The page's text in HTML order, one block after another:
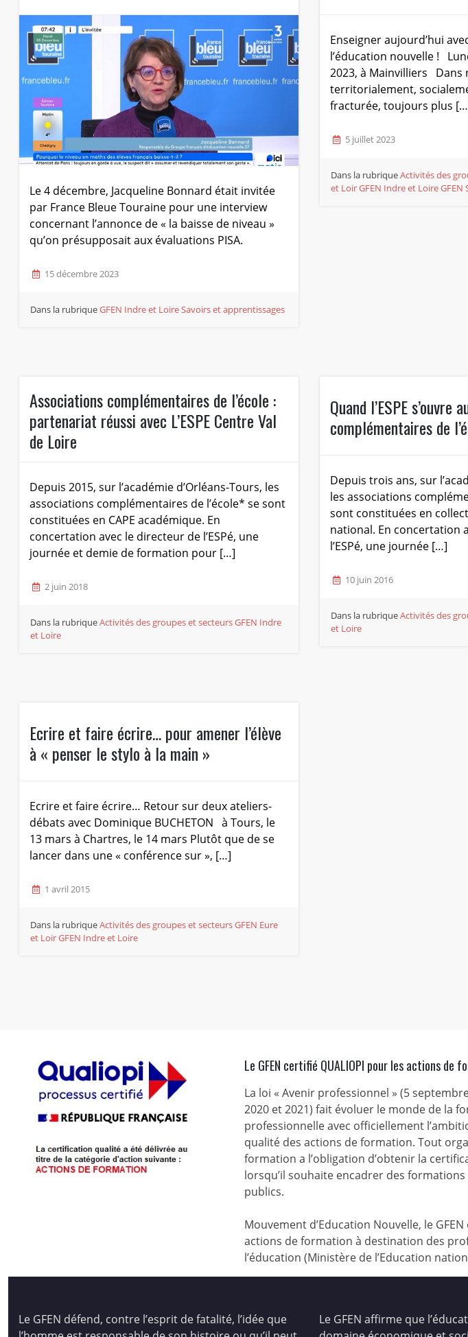
Le 4 décembre, Jacqueline Bonnard était invitée
par France Bleue Touraine pour une interview
concernant l’annonce de « la baisse de niveau »
qu’on présupposait aux évaluations PISA.
15 décembre 2023
Dans la rubriqueGFEN Indre et LoireSavoirs et apprentissages
Enseigner aujourd’hui
l’éducation nouvelle !
2023, à Mainvilliers Dans
territorialement,
fracturée, toujours plus
5 juillet 2023
Dans la rubriqueActivités des
et LoirGFEN Indre et LoireGFEN
Associations complémentaires de l’école :
partenariat réussi avec L’ESPE Centre Val
de Loire
Depuis 2015, sur l’académie d’Orléans-Tours, les
associations complémentaires de l’école* se sont
constituées en CAPE académique. En
concertation avec le directeur de l’ESPé, une
journée et demie de formation pour […]
2 juin 2018
Dans la rubriqueActivités des groupes et secteursGFEN Indre
et Loire
Quand l’ESPE s’ouvre
complémentaires de
Depuis trois ans, sur
les associations
sont constituées en
national. En concertation
l’ESPé, une journée […]
10 juin 2016
Dans la rubriqueActivités des
et Loire
Ecrire et faire écrire… pour amener l’élève
à « penser le stylo à la main »
Ecrire et faire écrire… Retour sur deux ateliers-
débats avec Dominique BUCHETON à Tours, le
13 mars à Chartres, le 14 mars Plutôt que de se
lancer dans une « conférence sur », […]
1 avril 2015
Dans la rubriqueActivités des groupes et secteursGFEN Eure
et LoirGFEN Indre et Loire
Le GFEN certifié QUALIOPI pour les actions de
La loi « Avenir professionnel » (5
2020 et 2021) fait évoluer le monde de la
professionnelle avec officiellement
qualité des actions de formation. Tout
formation a l’obligation d’obtenir la
lorsqu’il souhaite encadrer des
publics.
Mouvement d’Education Nouvelle, le
actions de formation à destination des
l’éducation (Ministère de l’Education
Le GFEN défend, contre l’esprit de fatalité, l’idée que
Le GFEN affirme que